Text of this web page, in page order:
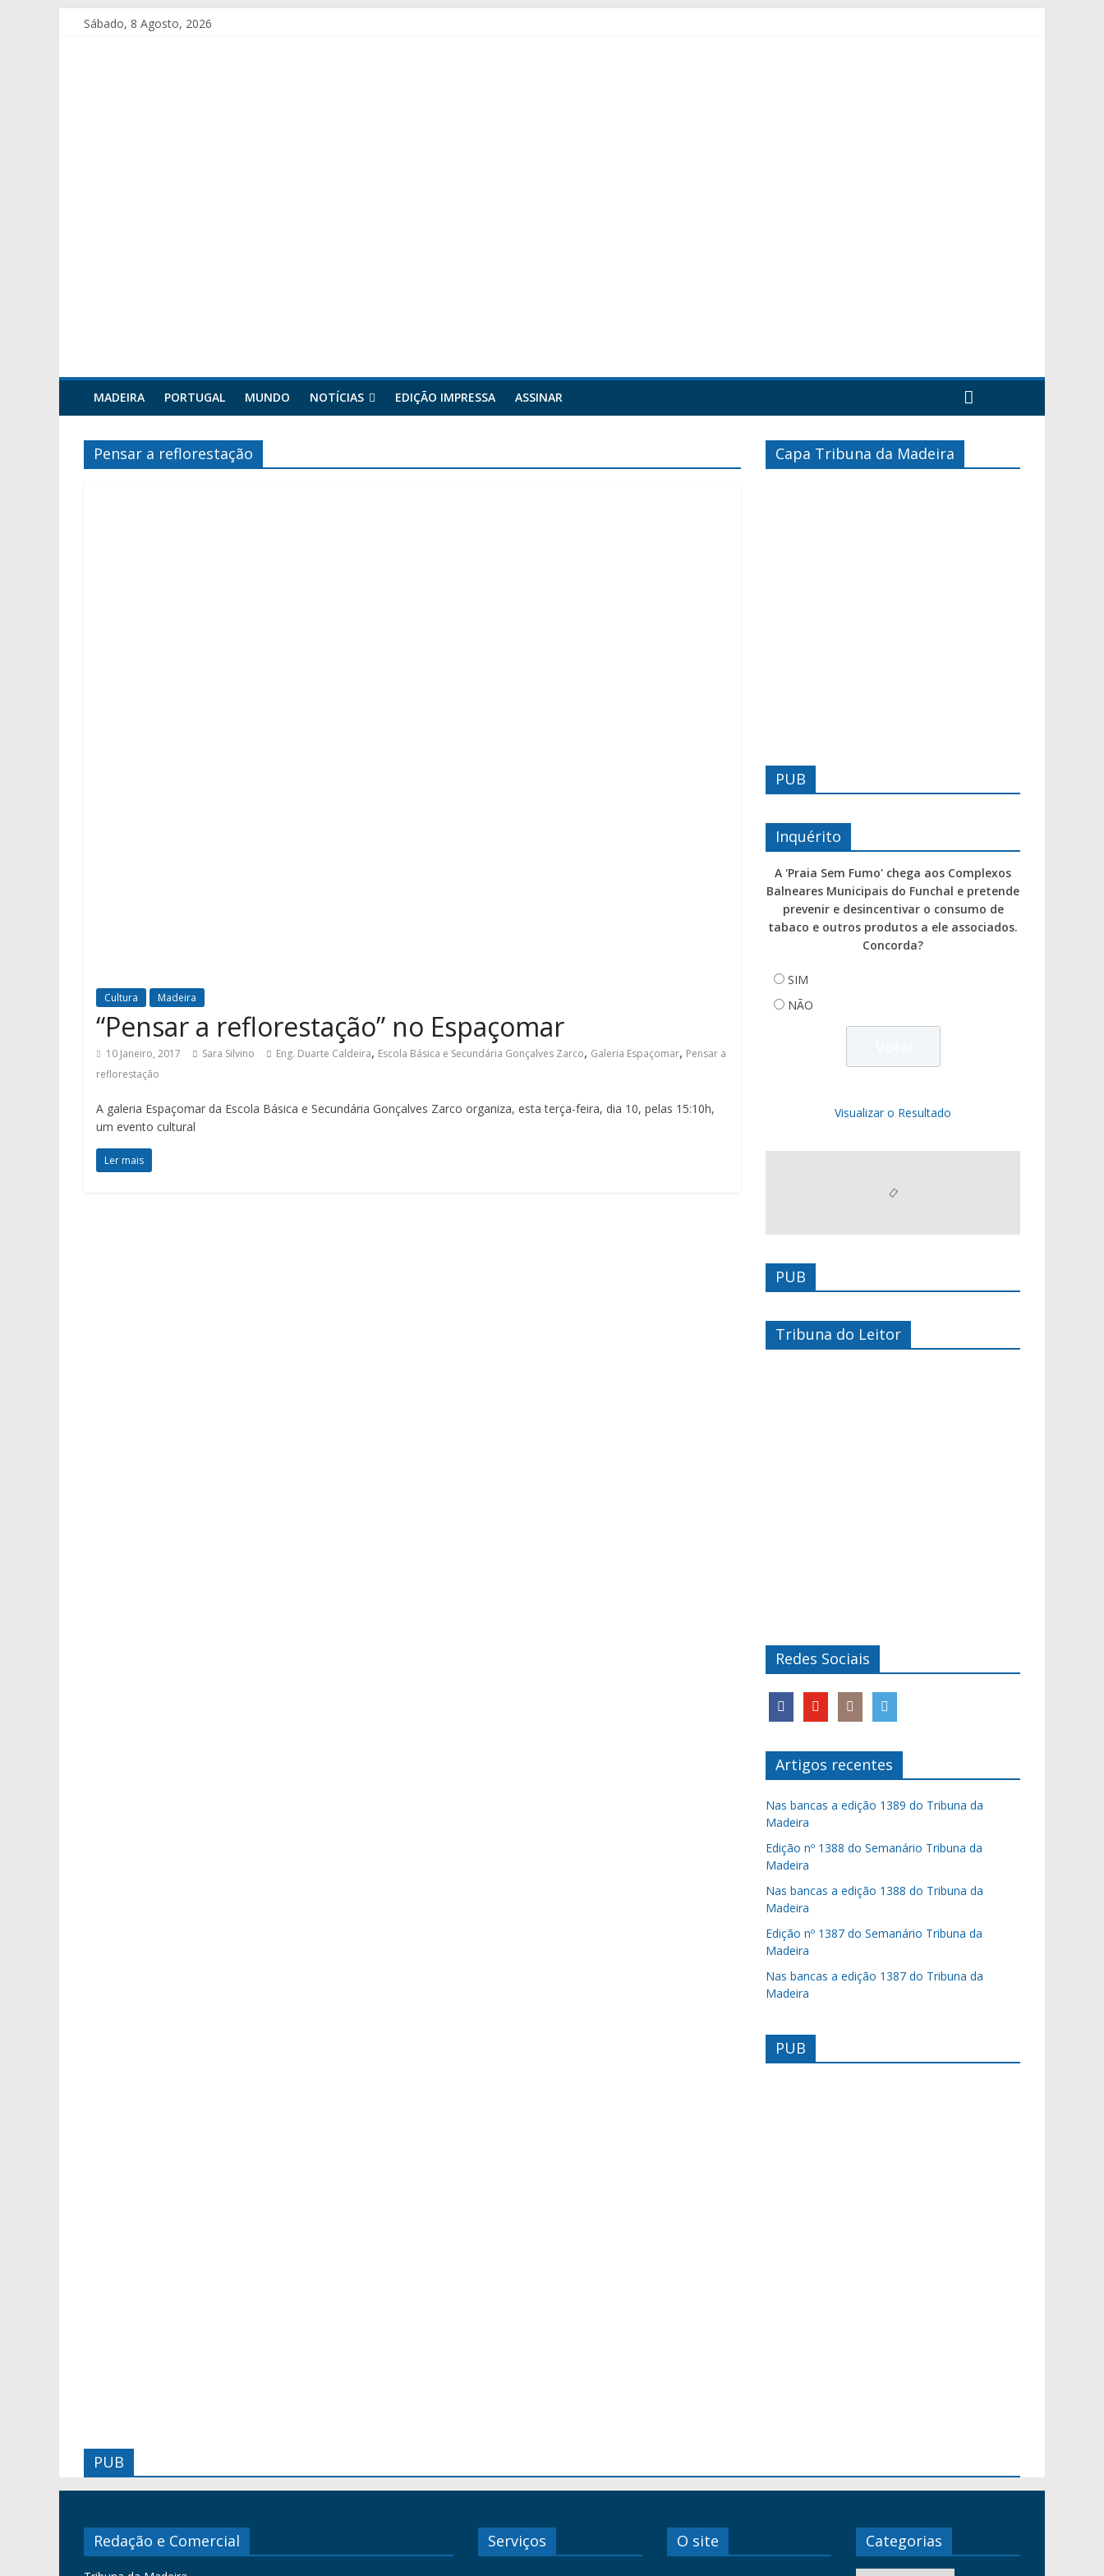
Sábado, 8 Agosto, 2026
MADEIRA PORTUGAL MUNDO NOTÍCIAS EDIÇÃO IMPRESSA ASSINAR
Pensar a reflorestação
Cultura Madeira
“Pensar a reflorestação” no Espaçomar
10 Janeiro, 2017 Sara Silvino Eng. Duarte Caldeira, Escola Básica e Secundária Gonçalves Zarco, Galeria Espaçomar, Pensar a
reflorestação
A galeria Espaçomar da Escola Básica e Secundária Gonçalves Zarco organiza, esta terça-feira, dia 10, pelas 15:10h,
um evento cultural
Ler mais
Capa Tribuna da Madeira
PUB
Inquérito
A 'Praia Sem Fumo' chega aos Complexos
Balneares Municipais do Funchal e pretende
prevenir e desincentivar o consumo de
tabaco e outros produtos a ele associados.
Concorda?
SIM
NÃO
Visualizar o Resultado
PUB
Tribuna do Leitor
Redes Sociais
Artigos recentes
Nas bancas a edição 1389 do Tribuna da
Madeira
Edição nº 1388 do Semanário Tribuna da
Madeira
Nas bancas a edição 1388 do Tribuna da
Madeira
Edição nº 1387 do Semanário Tribuna da
Madeira
Nas bancas a edição 1387 do Tribuna da
Madeira
PUB
PUB
Redação e Comercial Serviços O site Categorias